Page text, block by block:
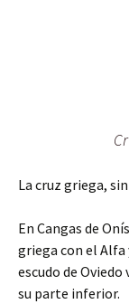
La cruz griega,
En Cangas de
griega con el Alfa
escudo de
su parte inferior.